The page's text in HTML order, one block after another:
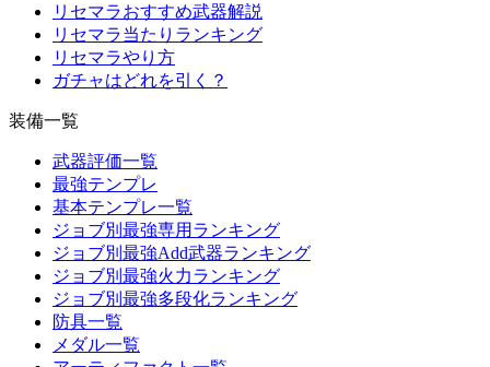
リセマラおすすめ武器解説
リセマラ当たりランキング
リセマラやり方
ガチャはどれを引く？
装備一覧
武器評価一覧
最強テンプレ
基本テンプレ一覧
ジョブ別最強専用ランキング
ジョブ別最強Add武器ランキング
ジョブ別最強火力ランキング
ジョブ別最強多段化ランキング
防具一覧
メダル一覧